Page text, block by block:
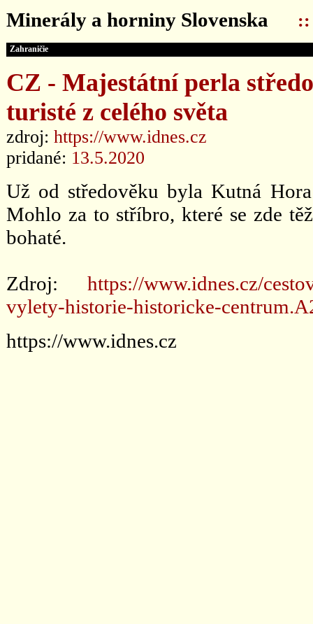
Minerály a horniny Slovenska ::
Zahraničie
CZ - Majestátní perla
turisté z celého světa
zdroj: https://www.idnes.cz
pridané: 13.5.2020
Už od středověku byla Kutná
Mohlo za to stříbro, které se zde
bohaté.
Zdroj: https://www.idnes.cz/
vylety-historie-historicke-
https://www.idnes.cz